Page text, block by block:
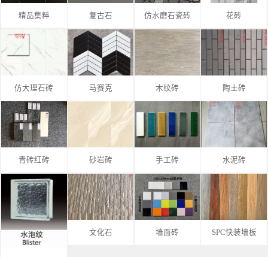
精品集粹 复古石 仿水磨石瓷砖 花砖
仿大理石砖 马赛克 木纹砖 陶土砖
青砖红砖 砂岩砖 手工砖 水泥砖
文化石 墙面砖 SPC快装墙板